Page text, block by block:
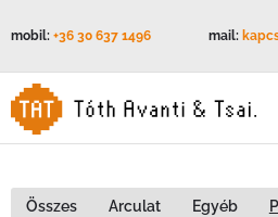
mobil: +36 30 637 1496 mail:
Összes Arculat Egyéb